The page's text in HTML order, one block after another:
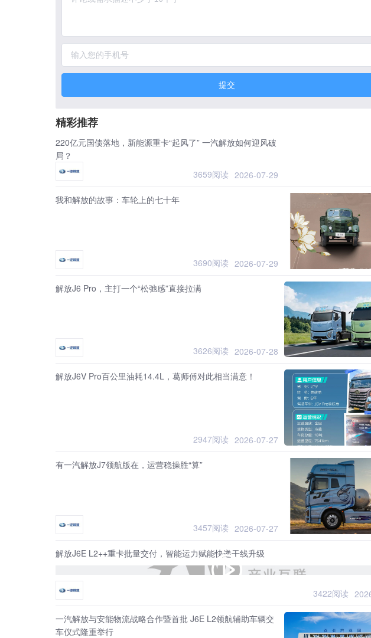
提交
精彩推荐
220亿元国债落地，新能源重卡“起风了” 一汽解放如何迎风破
局？
3659阅读 2026-07-29
我和解放的故事：车轮上的七十年
3690阅读 2026-07-29
解放J6 Pro，主打一个“松弛感”直接拉满
3626阅读 2026-07-28
解放J6V Pro百公里油耗14.4L，葛师傅对此相当满意！
2947阅读 2026-07-27
有一汽解放J7领航版在，运营稳操胜“算”
3457阅读 2026-07-27
解放J6E L2++重卡批量交付，智能运力赋能快递干线升级
3422阅读
一汽解放与安能物流战略合作暨首批 J6E L2领航辅助车辆交
车仪式隆重举行